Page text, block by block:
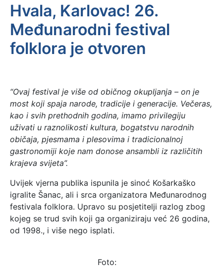
Hvala, Karlovac! 26.
Međunarodni festival
folklora je otvoren
“Ovaj festival je više od običnog okupljanja – on je
most koji spaja narode, tradicije i generacije. Večeras,
kao i svih prethodnih godina, imamo privilegiju
uživati u raznolikosti kultura, bogatstvu narodnih
običaja, pjesmama i plesovima i tradicionalnoj
gastronomiji koje nam donose ansambli iz različitih
krajeva svijeta”.
Uvijek vjerna publika ispunila je sinoć Košarkaško
igralite Šanac, ali i srca organizatora Međunarodnog
festivala folklora. Upravo su posjetitelji razlog zbog
kojeg se trud svih koji ga organiziraju već 26 godina,
od 1998., i više nego isplati.
Foto: